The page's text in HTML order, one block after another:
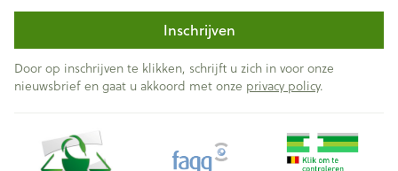
Inschrijven
Door op inschrijven te klikken, schrijft u zich in voor onze
nieuwsbrief en gaat u akkoord met onze privacy policy.